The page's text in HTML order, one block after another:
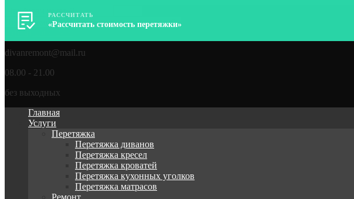
ДиванРемонт – Перетяжка, ремонт мягкой мебели
8 (964) 256-62-98
divanremont@mail.ru
08.00 - 21.00
без выходных
Главная
Услуги
Перетяжка
Перетяжка диванов
Перетяжка кресел
Перетяжка кроватей
Перетяжка кухонных уголков
Перетяжка матрасов
Ремонт
РАССЧИТАТЬ
«Рассчитать стоимость перетяжки»